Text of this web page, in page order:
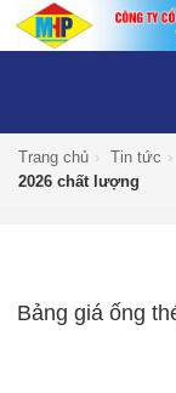
Trang chủ › Tin tức ›
2026 chất lượng
Bảng giá ống